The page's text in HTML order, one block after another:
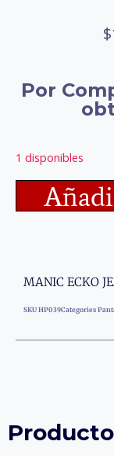
$
Por
1 disponibles
MANIC ECKO
SKU HP039Categories